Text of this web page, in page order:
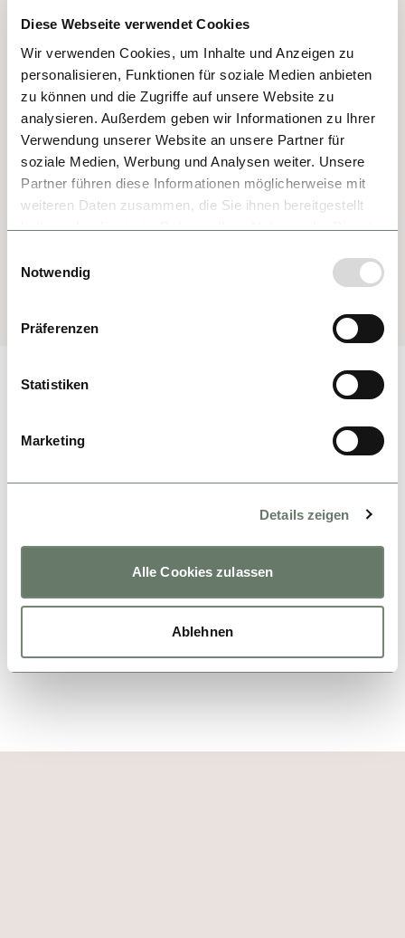
Diese Webseite verwendet Cookies
Wir verwenden Cookies, um Inhalte und Anzeigen zu
personalisieren, Funktionen für soziale Medien anbieten
zu können und die Zugriffe auf unsere Website zu
analysieren. Außerdem geben wir Informationen zu Ihrer
Verwendung unserer Website an unsere Partner für
soziale Medien, Werbung und Analysen weiter. Unsere
Partner führen diese Informationen möglicherweise mit
weiteren Daten zusammen, die Sie ihnen bereitgestellt
haben oder die sie im Rahmen Ihrer Nutzung der Dienste
Notwendig
Präferenzen
Statistiken
Marketing
Details zeigen
Alle Cookies zulassen
Ablehnen
SCHLAFZIMMER
BADEZIMMER
BATHROOM